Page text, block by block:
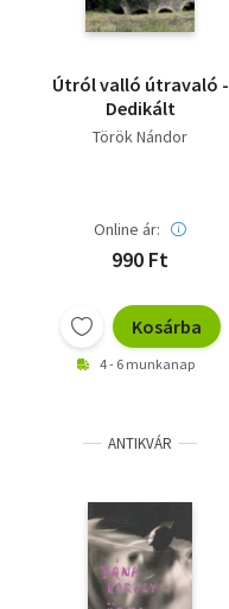
Útról valló útravaló -
Dedikált
Török Nándor
Online ár:
990 Ft
Kosárba
4 - 6 munkanap
ANTIKVÁR